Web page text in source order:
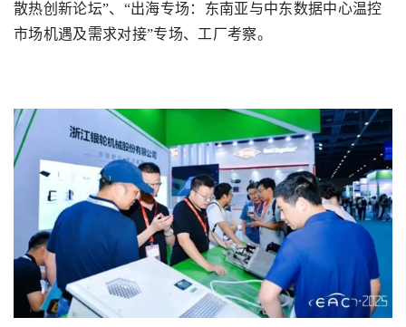
散热创新论坛”、“出海专场：东南亚与中东数据中心温控
市场机遇及需求对接”专场、工厂考察。